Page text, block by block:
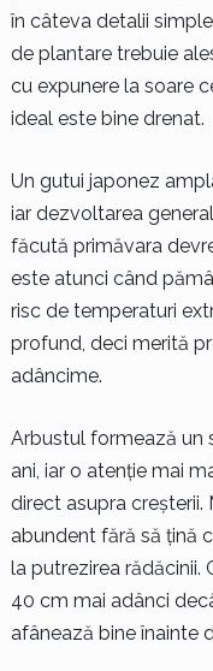
în câteva detalii
de plantare trebuie
cu expunere la soare
ideal este bine drenat.
Un gutui japonez
iar dezvoltarea
făcută primăvara
este atunci când
risc de temperaturi
profund, deci merită
adâncime.
Arbustul formează un
ani, iar o atenție mai
direct asupra creșterii.
abundent fără să țină
la putrezirea rădăcinii.
40 cm mai adânci
afânează bine înainte